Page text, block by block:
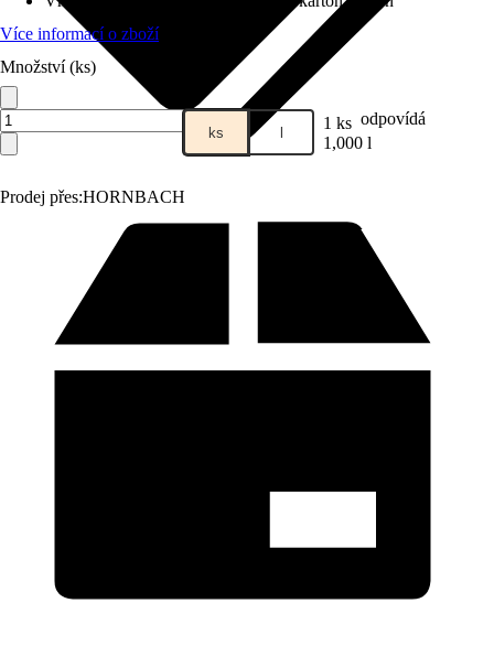
Prodej přes:HORNBACH
Více informací o zboží
Množství (ks)
ks l 1 ks odpovídá
1,000 l